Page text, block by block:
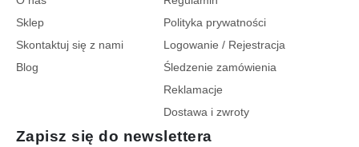
Sklep
Skontaktuj się z nami
Blog
Polityka prywatności
Logowanie / Rejestracja
Śledzenie zamówienia
Reklamacje
Dostawa i zwroty
Zapisz się do newslettera